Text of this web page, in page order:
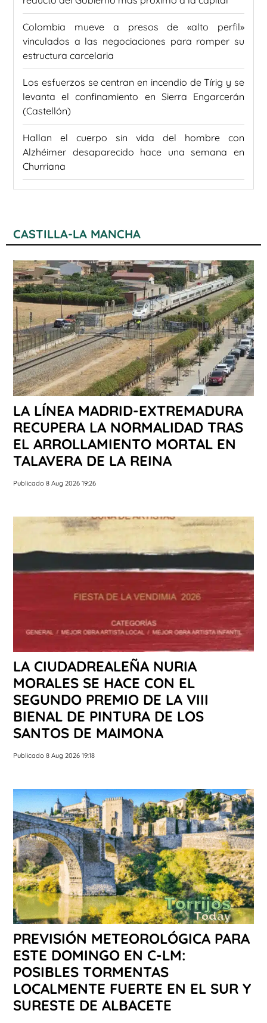
Colombia mueve a presos de «alto perfil»
vinculados a las negociaciones para romper su
estructura carcelaria
Los esfuerzos se centran en incendio de Tírig y se
levanta el confinamiento en Sierra Engarcerán
(Castellón)
Hallan el cuerpo sin vida del hombre con
Alzhéimer desaparecido hace una semana en
Churriana
CASTILLA-LA MANCHA
LA LÍNEA MADRID-EXTREMADURA
RECUPERA LA NORMALIDAD TRAS
EL ARROLLAMIENTO MORTAL EN
TALAVERA DE LA REINA
Publicado 8 Aug 2026 19:26
LA CIUDADREALEÑA NURIA
MORALES SE HACE CON EL
SEGUNDO PREMIO DE LA VIII
BIENAL DE PINTURA DE LOS
SANTOS DE MAIMONA
Publicado 8 Aug 2026 19:18
PREVISIÓN METEOROLÓGICA PARA
ESTE DOMINGO EN C-LM:
POSIBLES TORMENTAS
LOCALMENTE FUERTE EN EL SUR Y
SURESTE DE ALBACETE